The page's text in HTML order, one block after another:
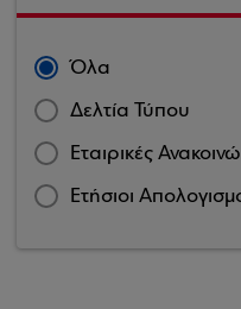
Όλα
Δελτία Τύπου
Εταιρικές
Ετήσιοι